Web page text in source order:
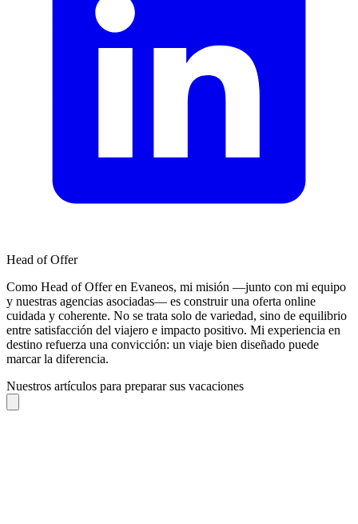
Head of Offer
Como Head of Offer en Evaneos, mi misión —junto con mi equipo
y nuestras agencias asociadas— es construir una oferta online
cuidada y coherente. No se trata solo de variedad, sino de equilibrio
entre satisfacción del viajero e impacto positivo. Mi experiencia en
destino refuerza una convicción: un viaje bien diseñado puede
marcar la diferencia.
Nuestros artículos para preparar sus vacaciones